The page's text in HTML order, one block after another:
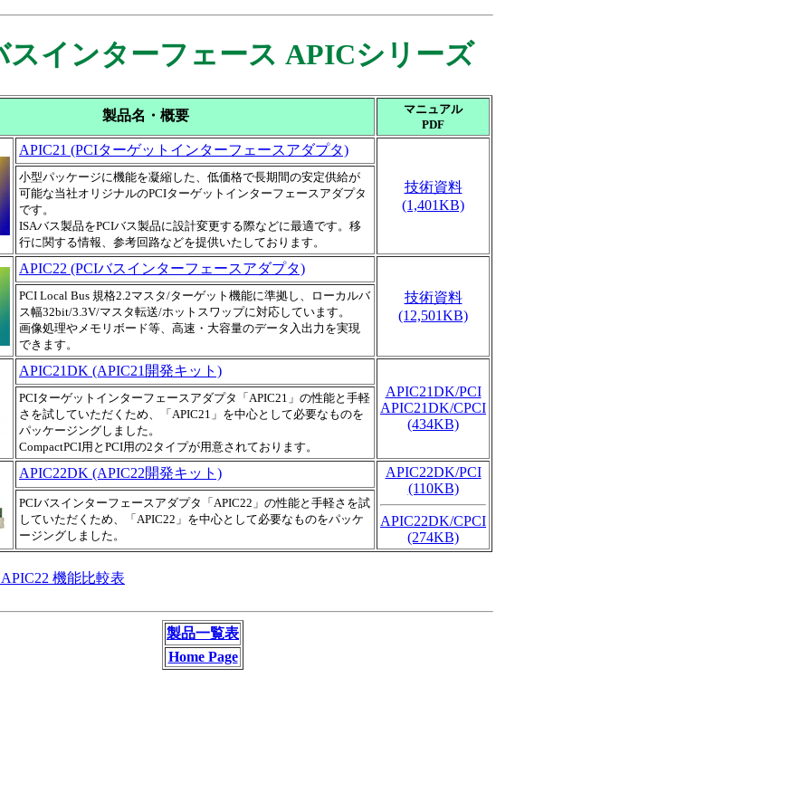
スインターフェース APICシリーズ
製品名・概要
マニュアル
PDF
APIC21 (PCIターゲットインターフェースアダプタ)
技術資料
(1,401KB)
小型パッケージに機能を凝縮した、低価格で長期間の安定供給が
可能な当社オリジナルのPCIターゲットインターフェースアダプタ
です。
ISAバス製品をPCIバス製品に設計変更する際などに最適です。移
行に関する情報、参考回路などを提供いたしております。
APIC22 (PCIバスインターフェースアダプタ)
技術資料
(12,501KB)
PCI Local Bus 規格2.2マスタ/ターゲット機能に準拠し、ローカルバ
ス幅32bit/3.3V/マスタ転送/ホットスワップに対応しています。
画像処理やメモリボード等、高速・大容量のデータ入出力を実現
できます。
APIC21DK (APIC21開発キット)
APIC21DK/PCI
APIC21DK/CPCI
(434KB)
PCIターゲットインターフェースアダプタ「APIC21」の性能と手軽
さを試していただくため、「APIC21」を中心として必要なものを
パッケージングしました。
CompactPCI用とPCI用の2タイプが用意されております。
APIC22DK (APIC22開発キット)
APIC22DK/PCI
(110KB)
APIC22DK/CPCI
(274KB)
PCIバスインターフェースアダプタ「APIC22」の性能と手軽さを試
していただくため、「APIC22」を中心として必要なものをパッケ
ージングしました。
機能比較表
製品一覧表
Home Page